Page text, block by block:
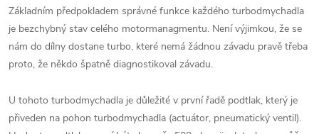
Základním předpokladem správné funkce každého turbodmychadla
je bezchybný stav celého motormanagmentu. Není výjimkou, že se
nám do dílny dostane turbo, které nemá žádnou závadu pravě třeba
proto, že někdo špatně diagnostikoval závadu.
U tohoto turbodmychadla je důležité v první řadě podtlak, který je
přiveden na pohon turbodmychadla (actuátor, pneumatický ventil).